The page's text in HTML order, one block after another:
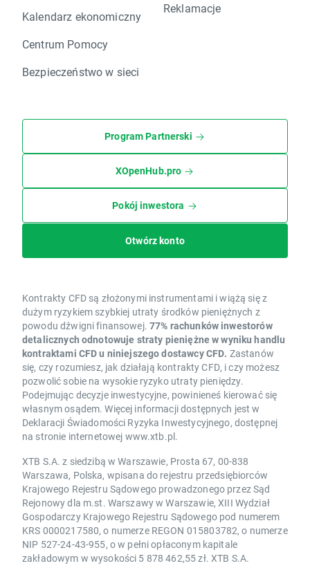
Kalendarz ekonomiczny
Centrum Pomocy
Bezpieczeństwo w sieci
Reklamacje
Program Partnerski
XOpenHub.pro
Pokój inwestora
Otwórz konto
Kontrakty CFD są złożonymi instrumentami i wiążą się z
dużym ryzykiem szybkiej utraty środków pieniężnych z
powodu dźwigni finansowej. 77% rachunków inwestorów
detalicznych odnotowuje straty pieniężne w wyniku handlu
kontraktami CFD u niniejszego dostawcy CFD. Zastanów
się, czy rozumiesz, jak działają kontrakty CFD, i czy możesz
pozwolić sobie na wysokie ryzyko utraty pieniędzy.
Podejmując decyzje inwestycyjne, powinieneś kierować się
własnym osądem. Więcej informacji dostępnych jest w
Deklaracji Świadomości Ryzyka Inwestycyjnego, dostępnej
na stronie internetowej www.xtb.pl.
XTB S.A. z siedzibą w Warszawie, Prosta 67, 00-838
Warszawa, Polska, wpisana do rejestru przedsiębiorców
Krajowego Rejestru Sądowego prowadzonego przez Sąd
Rejonowy dla m.st. Warszawy w Warszawie, XIII Wydział
Gospodarczy Krajowego Rejestru Sądowego pod numerem
KRS 0000217580, o numerze REGON 015803782, o numerze
NIP 527-24-43-955, o w pełni opłaconym kapitale
zakładowym w wysokości 5 878 462,55 zł. XTB S.A.